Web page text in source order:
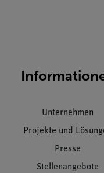
Unternehmen
Projekte und
Presse
Stellenangebote